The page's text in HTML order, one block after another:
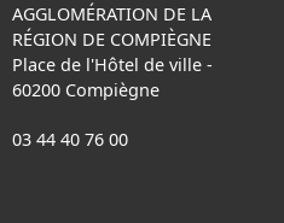
AGGLOMÉRATION DE LA
RÉGION DE COMPIÈGNE
Place de l'Hôtel de ville -
60200 Compiègne
03 44 40 76 00